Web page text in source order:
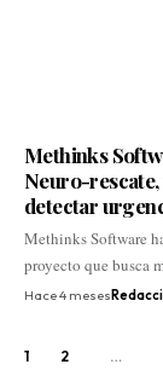
Methinks
Neuro-
detectar
Methinks Software
proyecto que busca
Hace 4 meses
1 2 …